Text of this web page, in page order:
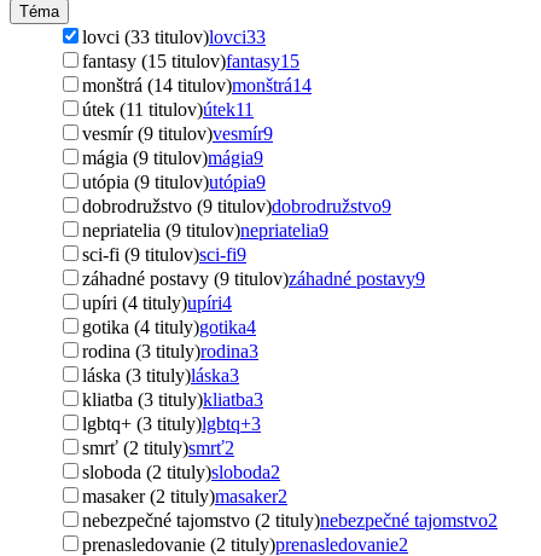
Téma
lovci (33 titulov)lovci33
fantasy (15 titulov)fantasy15
monštrá (14 titulov)monštrá14
útek (11 titulov)útek11
vesmír (9 titulov)vesmír9
mágia (9 titulov)mágia9
utópia (9 titulov)utópia9
dobrodružstvo (9 titulov)dobrodružstvo9
nepriatelia (9 titulov)nepriatelia9
sci-fi (9 titulov)sci-fi9
záhadné postavy (9 titulov)záhadné postavy9
upíri (4 tituly)upíri4
gotika (4 tituly)gotika4
rodina (3 tituly)rodina3
láska (3 tituly)láska3
kliatba (3 tituly)kliatba3
lgbtq+ (3 tituly)lgbtq+3
smrť (2 tituly)smrť2
sloboda (2 tituly)sloboda2
masaker (2 tituly)masaker2
nebezpečné tajomstvo (2 tituly)nebezpečné tajomstvo2
prenasledovanie (2 tituly)prenasledovanie2